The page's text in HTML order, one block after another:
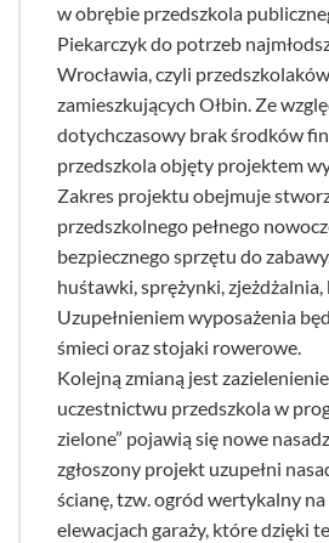
w obrębie przedszkola
Piekarczyk do potrzeb
Wrocławia, czyli
zamieszkujących Ołbin. Ze
dotychczasowy brak środków
przedszkola objęty projektem
Zakres projektu obejmuje
przedszkolnego pełnego
bezpiecznego sprzętu do
huśtawki, sprężynki,
Uzupełnieniem wyposażenia
śmieci oraz stojaki rowerowe.
Kolejną zmianą jest
uczestnictwu przedszkola w
zielone” pojawią się nowe
zgłoszony projekt uzupełni
ścianę, tzw. ogród wertykalny
elewacjach garaży, które dzięki